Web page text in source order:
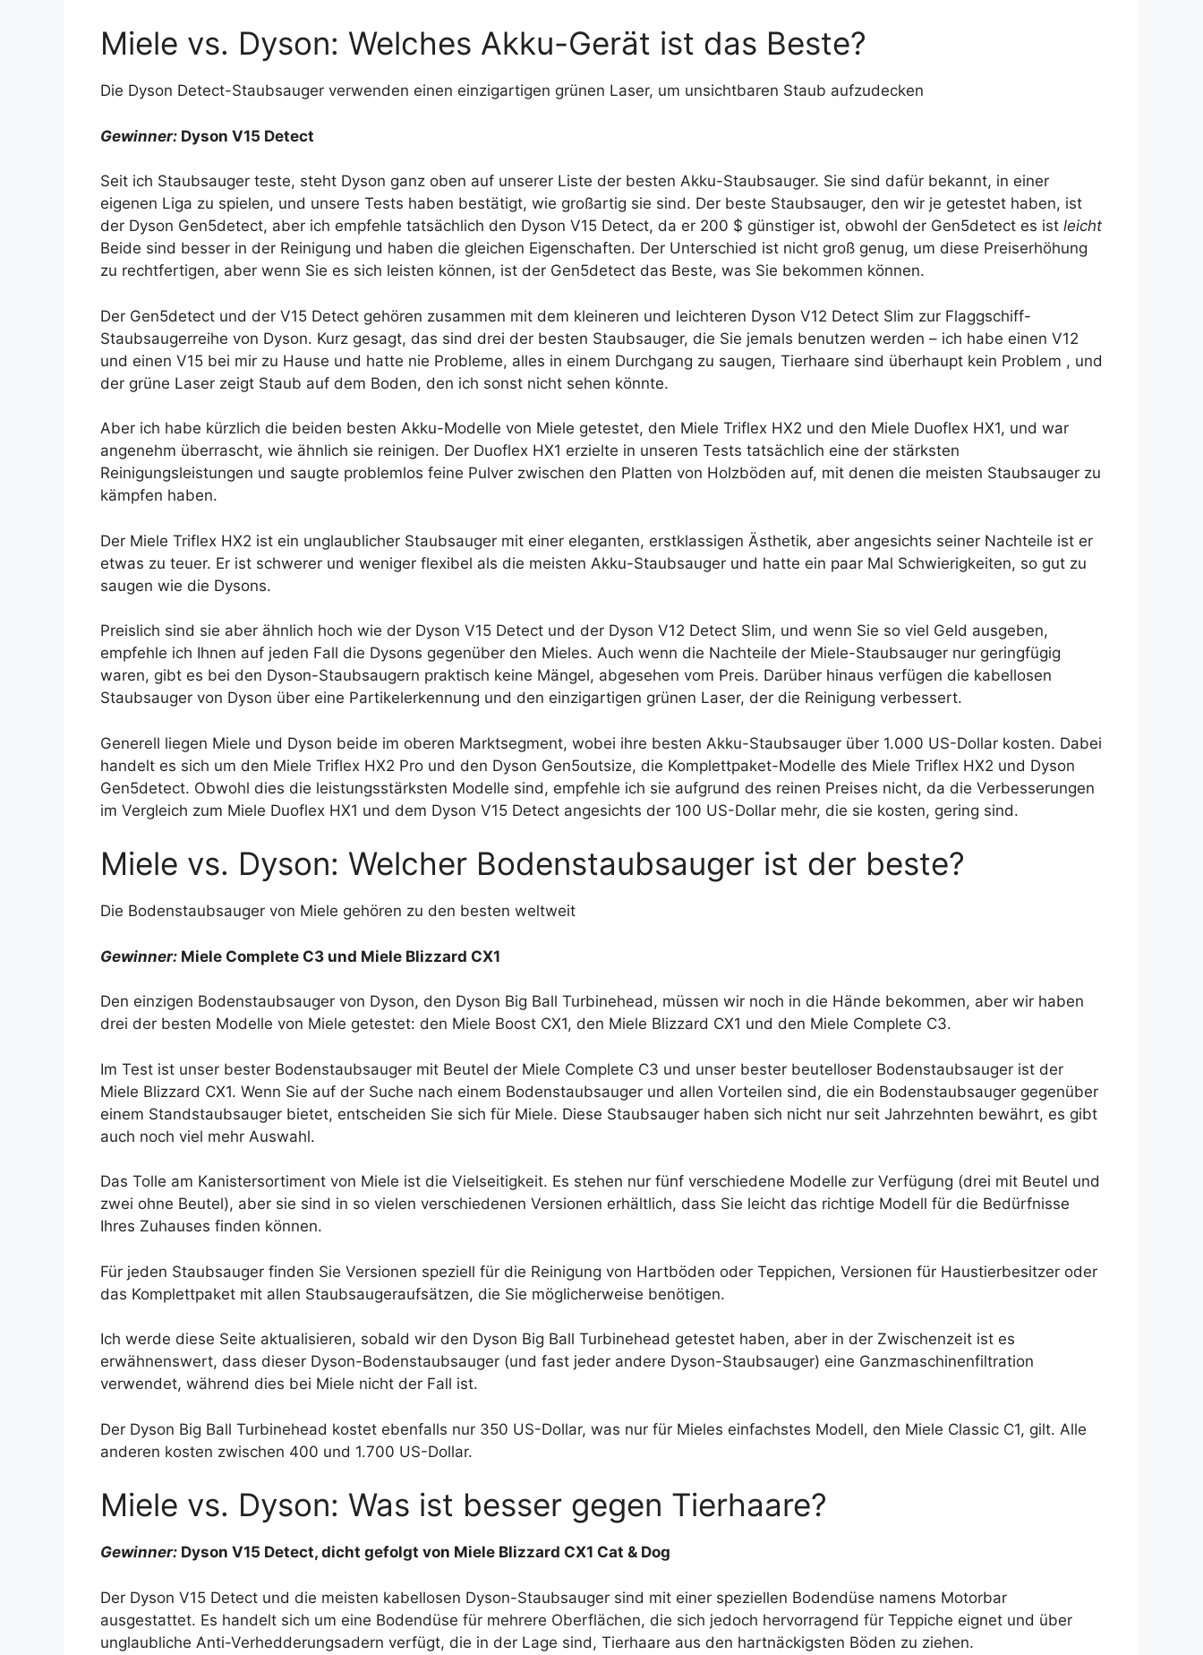
Miele vs. Dyson: Welches Akku-Gerät ist das Beste?
Die Dyson Detect-Staubsauger verwenden einen einzigartigen grünen Laser, um unsichtbaren Staub aufzudecken
Gewinner: Dyson V15 Detect
Seit ich Staubsauger teste, steht Dyson ganz oben auf unserer Liste der besten Akku-Staubsauger. Sie sind dafür bekannt, in einer
eigenen Liga zu spielen, und unsere Tests haben bestätigt, wie großartig sie sind. Der beste Staubsauger, den wir je getestet haben, ist
der Dyson Gen5detect, aber ich empfehle tatsächlich den Dyson V15 Detect, da er 200 $ günstiger ist, obwohl der Gen5detect es ist leicht
Beide sind besser in der Reinigung und haben die gleichen Eigenschaften. Der Unterschied ist nicht groß genug, um diese Preiserhöhung
zu rechtfertigen, aber wenn Sie es sich leisten können, ist der Gen5detect das Beste, was Sie bekommen können.
Der Gen5detect und der V15 Detect gehören zusammen mit dem kleineren und leichteren Dyson V12 Detect Slim zur Flaggschiff-
Staubsaugerreihe von Dyson. Kurz gesagt, das sind drei der besten Staubsauger, die Sie jemals benutzen werden – ich habe einen V12
und einen V15 bei mir zu Hause und hatte nie Probleme, alles in einem Durchgang zu saugen, Tierhaare sind überhaupt kein Problem , und
der grüne Laser zeigt Staub auf dem Boden, den ich sonst nicht sehen könnte.
Aber ich habe kürzlich die beiden besten Akku-Modelle von Miele getestet, den Miele Triflex HX2 und den Miele Duoflex HX1, und war
angenehm überrascht, wie ähnlich sie reinigen. Der Duoflex HX1 erzielte in unseren Tests tatsächlich eine der stärksten
Reinigungsleistungen und saugte problemlos feine Pulver zwischen den Platten von Holzböden auf, mit denen die meisten Staubsauger zu
kämpfen haben.
Der Miele Triflex HX2 ist ein unglaublicher Staubsauger mit einer eleganten, erstklassigen Ästhetik, aber angesichts seiner Nachteile ist er
etwas zu teuer. Er ist schwerer und weniger flexibel als die meisten Akku-Staubsauger und hatte ein paar Mal Schwierigkeiten, so gut zu
saugen wie die Dysons.
Preislich sind sie aber ähnlich hoch wie der Dyson V15 Detect und der Dyson V12 Detect Slim, und wenn Sie so viel Geld ausgeben,
empfehle ich Ihnen auf jeden Fall die Dysons gegenüber den Mieles. Auch wenn die Nachteile der Miele-Staubsauger nur geringfügig
waren, gibt es bei den Dyson-Staubsaugern praktisch keine Mängel, abgesehen vom Preis. Darüber hinaus verfügen die kabellosen
Staubsauger von Dyson über eine Partikelerkennung und den einzigartigen grünen Laser, der die Reinigung verbessert.
Generell liegen Miele und Dyson beide im oberen Marktsegment, wobei ihre besten Akku-Staubsauger über 1.000 US-Dollar kosten. Dabei
handelt es sich um den Miele Triflex HX2 Pro und den Dyson Gen5outsize, die Komplettpaket-Modelle des Miele Triflex HX2 und Dyson
Gen5detect. Obwohl dies die leistungsstärksten Modelle sind, empfehle ich sie aufgrund des reinen Preises nicht, da die Verbesserungen
im Vergleich zum Miele Duoflex HX1 und dem Dyson V15 Detect angesichts der 100 US-Dollar mehr, die sie kosten, gering sind.
Miele vs. Dyson: Welcher Bodenstaubsauger ist der beste?
Die Bodenstaubsauger von Miele gehören zu den besten weltweit
Gewinner: Miele Complete C3 und Miele Blizzard CX1
Den einzigen Bodenstaubsauger von Dyson, den Dyson Big Ball Turbinehead, müssen wir noch in die Hände bekommen, aber wir haben
drei der besten Modelle von Miele getestet: den Miele Boost CX1, den Miele Blizzard CX1 und den Miele Complete C3.
Im Test ist unser bester Bodenstaubsauger mit Beutel der Miele Complete C3 und unser bester beutelloser Bodenstaubsauger ist der
Miele Blizzard CX1. Wenn Sie auf der Suche nach einem Bodenstaubsauger und allen Vorteilen sind, die ein Bodenstaubsauger gegenüber
einem Standstaubsauger bietet, entscheiden Sie sich für Miele. Diese Staubsauger haben sich nicht nur seit Jahrzehnten bewährt, es gibt
auch noch viel mehr Auswahl.
Das Tolle am Kanistersortiment von Miele ist die Vielseitigkeit. Es stehen nur fünf verschiedene Modelle zur Verfügung (drei mit Beutel und
zwei ohne Beutel), aber sie sind in so vielen verschiedenen Versionen erhältlich, dass Sie leicht das richtige Modell für die Bedürfnisse
Ihres Zuhauses finden können.
Für jeden Staubsauger finden Sie Versionen speziell für die Reinigung von Hartböden oder Teppichen, Versionen für Haustierbesitzer oder
das Komplettpaket mit allen Staubsaugeraufsätzen, die Sie möglicherweise benötigen.
Ich werde diese Seite aktualisieren, sobald wir den Dyson Big Ball Turbinehead getestet haben, aber in der Zwischenzeit ist es
erwähnenswert, dass dieser Dyson-Bodenstaubsauger (und fast jeder andere Dyson-Staubsauger) eine Ganzmaschinenfiltration
verwendet, während dies bei Miele nicht der Fall ist.
Der Dyson Big Ball Turbinehead kostet ebenfalls nur 350 US-Dollar, was nur für Mieles einfachstes Modell, den Miele Classic C1, gilt. Alle
anderen kosten zwischen 400 und 1.700 US-Dollar.
Miele vs. Dyson: Was ist besser gegen Tierhaare?
Gewinner: Dyson V15 Detect, dicht gefolgt von Miele Blizzard CX1 Cat & Dog
Der Dyson V15 Detect und die meisten kabellosen Dyson-Staubsauger sind mit einer speziellen Bodendüse namens Motorbar
ausgestattet. Es handelt sich um eine Bodendüse für mehrere Oberflächen, die sich jedoch hervorragend für Teppiche eignet und über
unglaubliche Anti-Verhedderungsadern verfügt, die in der Lage sind, Tierhaare aus den hartnäckigsten Böden zu ziehen.